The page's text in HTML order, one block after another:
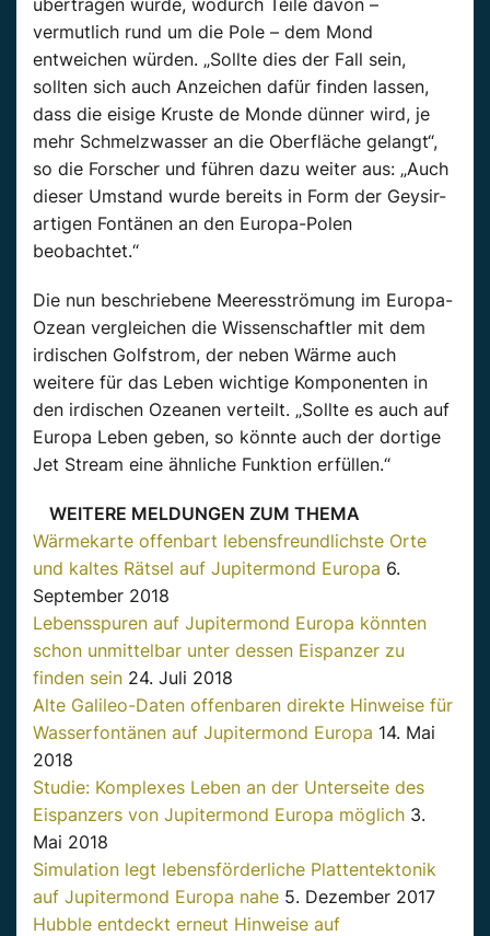
übertragen würde, wodurch Teile davon –
vermutlich rund um die Pole – dem Mond
entweichen würden. „Sollte dies der Fall sein,
sollten sich auch Anzeichen dafür finden lassen,
dass die eisige Kruste de Monde dünner wird, je
mehr Schmelzwasser an die Oberfläche gelangt“,
so die Forscher und führen dazu weiter aus: „Auch
dieser Umstand wurde bereits in Form der Geysir-
artigen Fontänen an den Europa-Polen
beobachtet.“
Die nun beschriebene Meeresströmung im Europa-
Ozean vergleichen die Wissenschaftler mit dem
irdischen Golfstrom, der neben Wärme auch
weitere für das Leben wichtige Komponenten in
den irdischen Ozeanen verteilt. „Sollte es auch auf
Europa Leben geben, so könnte auch der dortige
Jet Stream eine ähnliche Funktion erfüllen.“
WEITERE MELDUNGEN ZUM THEMA
Wärmekarte offenbart lebensfreundlichste Orte
und kaltes Rätsel auf Jupitermond Europa 6.
September 2018
Lebensspuren auf Jupitermond Europa könnten
schon unmittelbar unter dessen Eispanzer zu
finden sein 24. Juli 2018
Alte Galileo-Daten offenbaren direkte Hinweise für
Wasserfontänen auf Jupitermond Europa 14. Mai
2018
Studie: Komplexes Leben an der Unterseite des
Eispanzers von Jupitermond Europa möglich 3.
Mai 2018
Simulation legt lebensförderliche Plattentektonik
auf Jupitermond Europa nahe 5. Dezember 2017
Hubble entdeckt erneut Hinweise auf